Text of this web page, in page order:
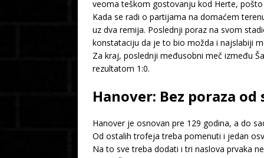
veoma teškom gostovanju kod Herte,
Kada se radi o partijama na domaćem
uz dva remija. Poslednji poraz na svom
konstataciju da je to bio možda i najslabiji
Za kraj, poslednji međusobni meč između
rezultatom 1:0.
Hanover: Bez poraza
Hanover je osnovan pre 129 godina, a do
Od ostalih trofeja treba pomenuti i jedan
Na to sve treba dodati i tri naslova prvaka